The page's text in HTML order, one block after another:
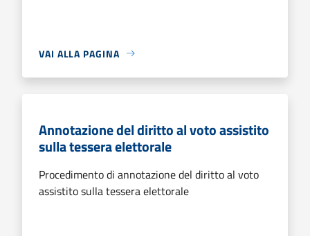
VAI ALLA PAGINA
Annotazione del diritto al voto assistito
sulla tessera elettorale
Procedimento di annotazione del diritto al voto
assistito sulla tessera elettorale